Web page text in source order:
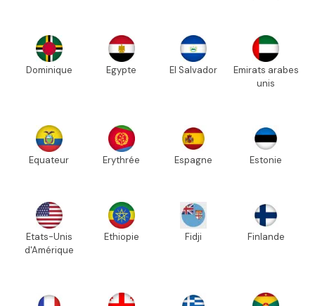
Dominique Egypte El Salvador
Emirats arabes
unis
Equateur Erythrée Espagne Estonie
Etats-Unis
d'Amérique
Ethiopie Fidji Finlande